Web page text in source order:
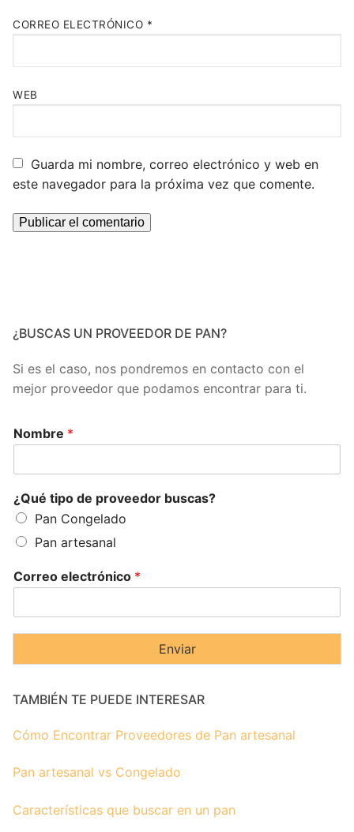
CORREO ELECTRÓNICO *
WEB
Guarda mi nombre, correo electrónico y web en
este navegador para la próxima vez que comente.
¿BUSCAS UN PROVEEDOR DE PAN?
Si es el caso, nos pondremos en contacto con el
mejor proveedor que podamos encontrar para ti.
Nombre *
¿Qué tipo de proveedor buscas?
Pan Congelado
Pan artesanal
Correo electrónico *
Enviar
TAMBIÉN TE PUEDE INTERESAR
Cómo Encontrar Proveedores de Pan artesanal
Pan artesanal vs Congelado
Características que buscar en un pan